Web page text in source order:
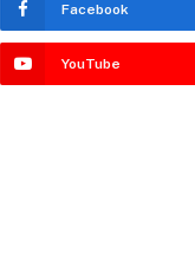
Facebook
YouTube